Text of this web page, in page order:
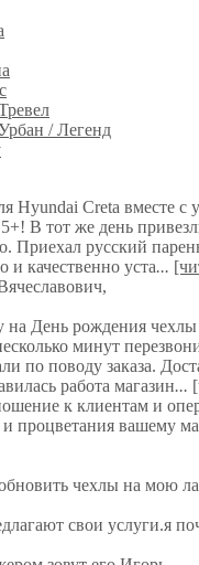
/ Легенд
Hyundai Creta вместе с
В тот же день
Приехал русский
качественно уста...
,
на День рождения
минут
по поводу заказа.
работа магазин...
к клиентам и
процветания вашему
чехлы на мою
свои услуги.я